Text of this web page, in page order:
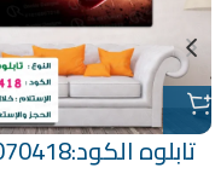
تابلوه الكود:10070418